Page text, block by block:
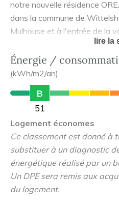
notre nouvelle résidence
dans la commune de
Mulhouse et à l'entrée de la
idéalement localisée dans un
champêtre. Vous apprécierez
Nonnenbruch, ainsi que le
de tous les services de
résidence : écoles, collèges,
complexes sportifs afin
résidence Oréa vous propose
lumineux du studio au 4
prolonge par un vaste
vous permettre de profiter du
votre confort et votre
parking.
lire la
Énergie /
(kWh/m2/an)
B
51
Logement économes
Ce classement est donné à
substituer à un diagnostic
énergétique réalisé par un
Un DPE sera remis aux
du logement.